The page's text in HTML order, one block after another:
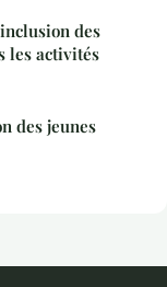
des
les activités
des jeunes